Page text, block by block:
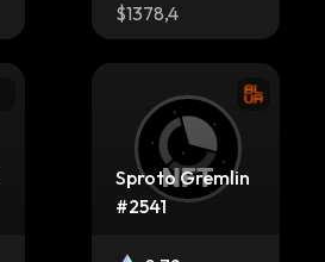
$1378,4
Sproto Gremlin
#2541